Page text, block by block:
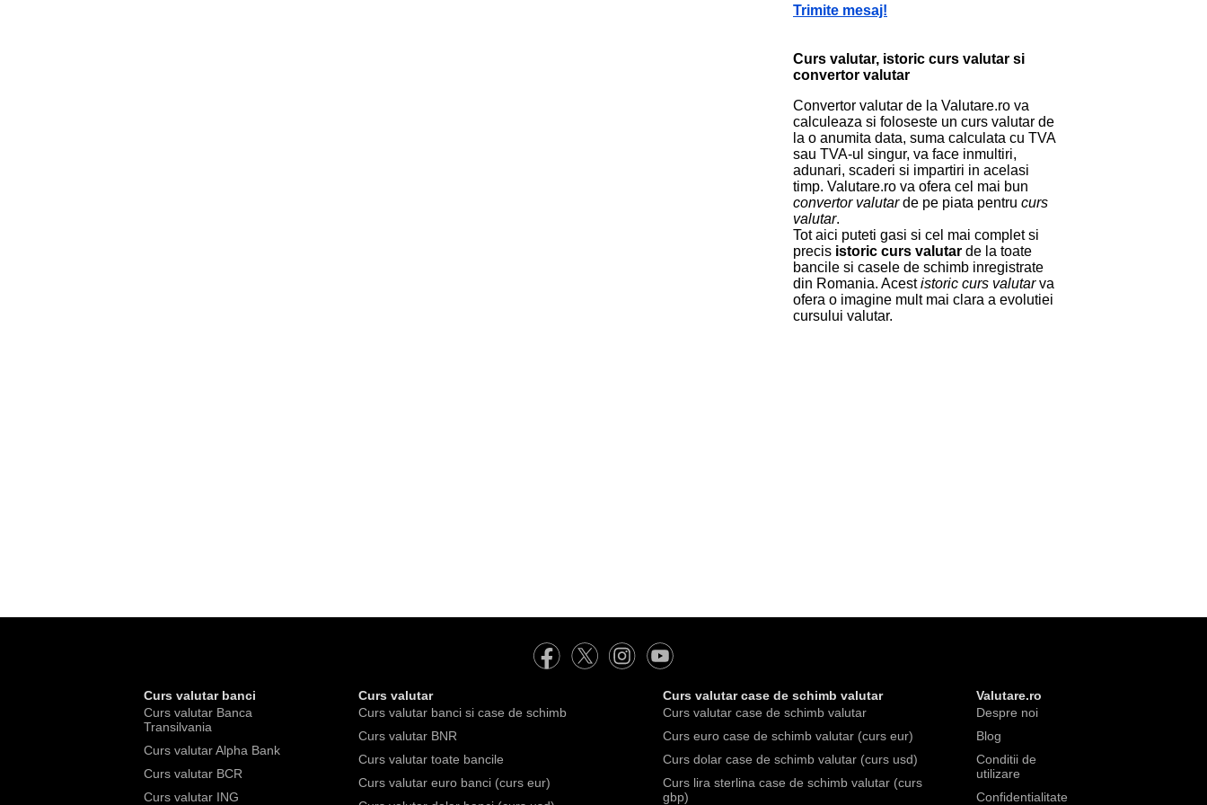
Trimite mesaj!
Curs valutar, istoric curs valutar si
convertor valutar
Convertor valutar de la Valutare.ro va
calculeaza si foloseste un curs valutar de
la o anumita data, suma calculata cu TVA
sau TVA-ul singur, va face inmultiri,
adunari, scaderi si impartiri in acelasi
timp. Valutare.ro va ofera cel mai bun
convertor valutarde pe piata pentru curs
valutar.
Tot aici puteti gasi si cel mai complet si
precis istoric curs valutar de la toate
bancile si casele de schimb inregistrate
din Romania. Acestistoric curs valutarva
ofera o imagine mult mai clara a evolutiei
cursului valutar.
Curs valutar banci
Curs valutar Banca
Transilvania
Curs valutar Alpha Bank
Curs valutar BCR
Curs valutar ING
Curs valutar
Curs valutar banci si case de schimb
Curs valutar BNR
Curs valutar toate bancile
Curs valutar euro banci (curs eur)
Curs valutar case de schimb valutar
Curs valutar case de schimb valutar
Curs euro case de schimb valutar (curs eur)
Curs dolar case de schimb valutar (curs usd)
Curs lira sterlina case de schimb valutar (curs
gbp)
Valutare.ro
Despre noi
Blog
Conditii de
utilizare
Confidentialitate